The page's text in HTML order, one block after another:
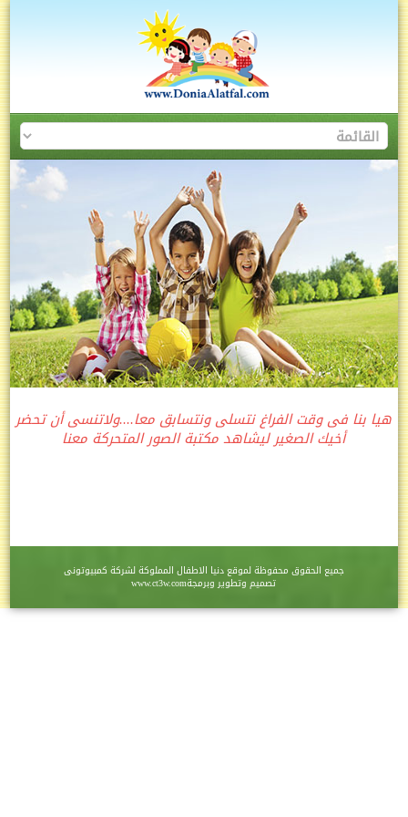
هيا بنا فى وقت الفراغ نتسلى ونتسابق معا....ولاتنسى أن تحضر
أخيك الصغير ليشاهد مكتبة الصور المتحركة معنا
جميع الحقوق محفوظة لموقعدنيا الاطفال المملوكة لشركة كمبيوتونى
www.ct3w.comتصميم وتطوير وبرمجة